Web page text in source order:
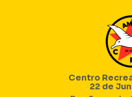
Centro
22 de